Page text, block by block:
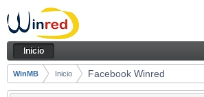
Saltar al contenido
Inicio
Navegación
Inicio
Camino de migas
WinMB Inicio Facebook Winred